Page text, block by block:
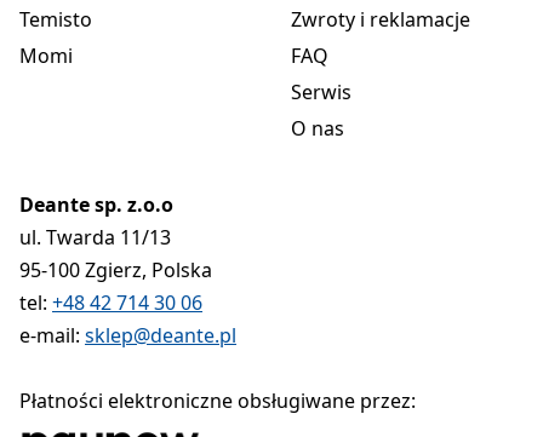
Temisto
Momi
Zwroty i reklamacje
FAQ
Serwis
O nas
Deante sp. z.o.o
ul. Twarda 11/13
95-100 Zgierz, Polska
tel: +48 42 714 30 06
e-mail: sklep@deante.pl
Płatności elektroniczne obsługiwane przez: